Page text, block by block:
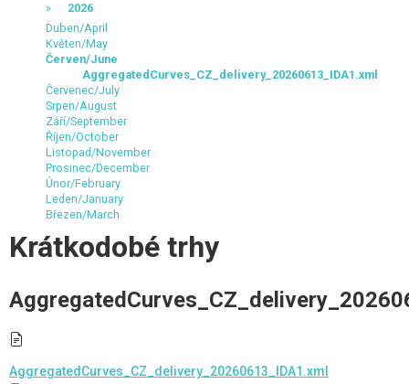
2026
Duben/April
Květen/May
Červen/June
AggregatedCurves_CZ_delivery_20260613_IDA1.xml
Červenec/July
Srpen/August
Září/September
Říjen/October
Listopad/November
Prosinec/December
Únor/February
Leden/January
Březen/March
Krátkodobé trhy
AggregatedCurves_CZ_delivery_20260613_IDA1.xml